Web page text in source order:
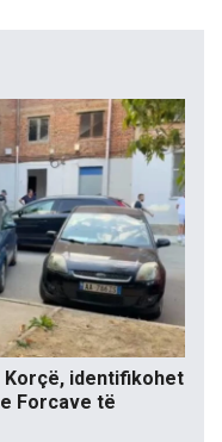
Korçë, identifikohet
Forcave të